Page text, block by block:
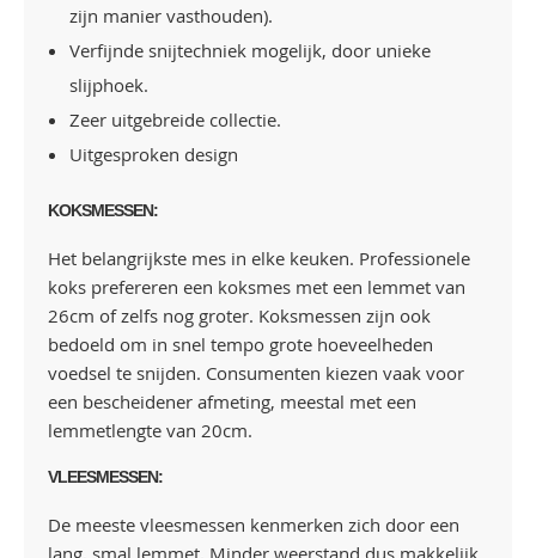
zijn manier vasthouden).
Verfijnde snijtechniek mogelijk, door unieke
slijphoek.
Zeer uitgebreide collectie.
Uitgesproken design
KOKSMESSEN:
Het belangrijkste mes in elke keuken. Professionele
koks prefereren een koksmes met een lemmet van
26cm of zelfs nog groter. Koksmessen zijn ook
bedoeld om in snel tempo grote hoeveelheden
voedsel te snijden. Consumenten kiezen vaak voor
een bescheidener afmeting, meestal met een
lemmetlengte van 20cm.
VLEESMESSEN:
De meeste vleesmessen kenmerken zich door een
lang, smal lemmet. Minder weerstand dus makkelijk